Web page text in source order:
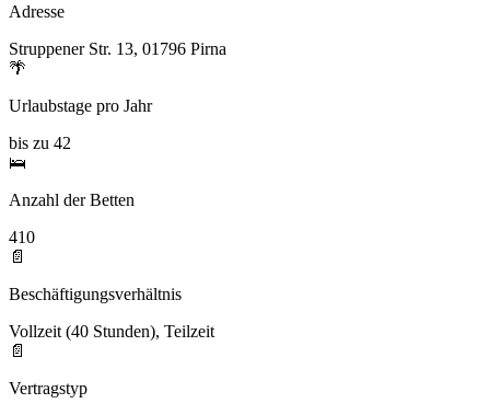
Adresse
Struppener Str. 13, 01796 Pirna
🌴
Urlaubstage pro Jahr
bis zu 42
🛌
Anzahl der Betten
410
📄
Beschäftigungsverhältnis
Vollzeit (40 Stunden), Teilzeit
📄
Vertragstyp